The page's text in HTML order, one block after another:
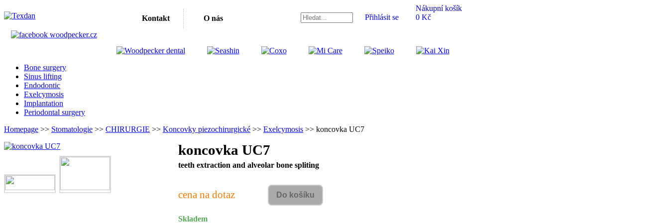
Kontakt O nás Přihlásit se
Nákupní košík
0 Kč
Bone surgery
Sinus lifting
Endodontic
Exelcymosis
Implantation
Periodontal surgery
Homepage >> Stomatologie >> CHIRURGIE >> Koncovky piezochirurgické >> Exelcymosis >> koncovka UC7
koncovka UC7
teeth extraction and alveolar bone spliting
cena na dotaz Do košíku
Skladem